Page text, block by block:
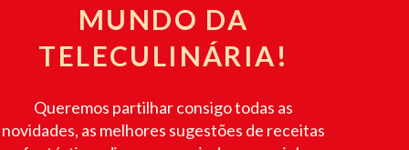
MUNDO DA
TELECULINÁRIA!
Queremos partilhar consigo todas as
novidades, as melhores sugestões de receitas